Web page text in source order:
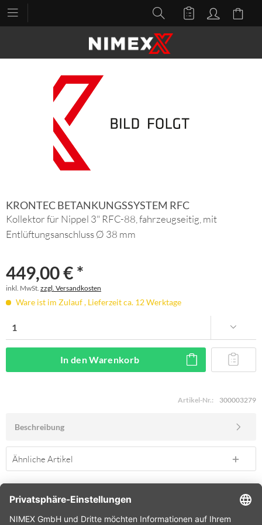
KRONTEC BETANKUNGSSYSTEM RFC
Kollektor für Nippel 3" RFC-88, fahrzeugseitig, mit
Entlüftungsanschluss Ø 38 mm
449,00 € *
inkl. MwSt. zzgl. Versandkosten
Ware ist im Zulauf , Lieferzeit ca. 12 Werktage
In denWarenkorb
Artikel-Nr.: 300003279
Beschreibung
Ähnliche Artikel
SERVICE HOTLINE